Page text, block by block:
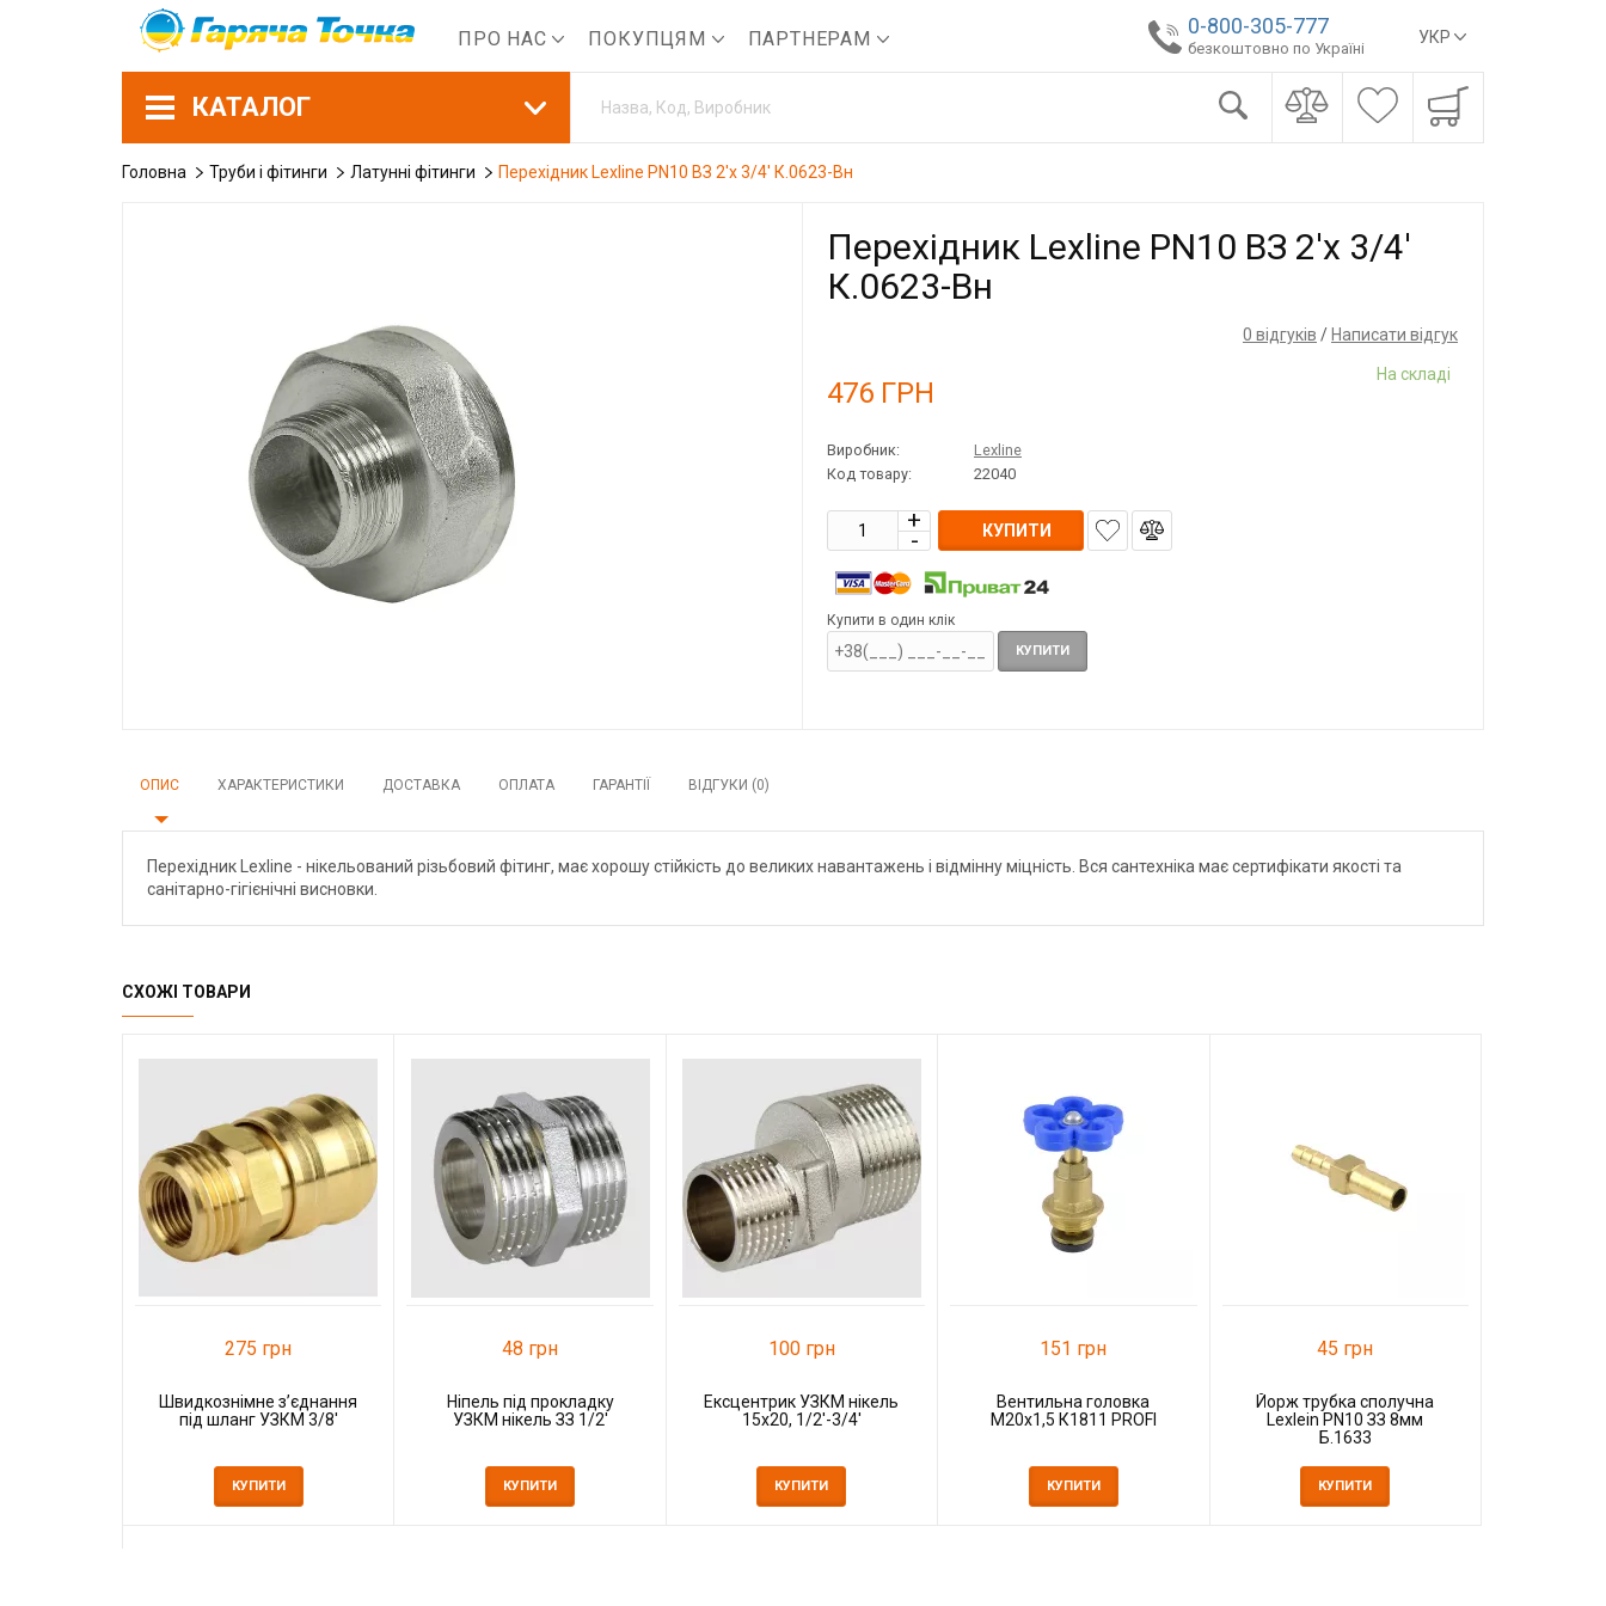
ПРО НАС ПОКУПЦЯМ ПАРТНЕРАМ УКР
0-800-305-777
безкоштовно по Україні
КАТАЛОГ
Головна Труби і фітинги Латунні фітинги Перехідник Lexline PN10 ВЗ 2'x 3/4' К.0623-Вн
Перехідник Lexline PN10 ВЗ 2'x 3/4'
К.0623-Вн
0 відгуків / Написати відгук
476 ГРН
На складі
Виробник:
Lexline
Код товару:
22040
КУПИТИ
Купити в один клік
КУПИТИ
ОПИС ХАРАКТЕРИСТИКИ ДОСТАВКА ОПЛАТА ГАРАНТІЇ ВІДГУКИ (0)
Перехідник Lexline - нікельований різьбовий фітинг, має хорошу стійкість до великих навантажень і відмінну міцність. Вся сантехніка має сертифікати якості та
санітарно-гігієнічні висновки.
СХОЖІ ТОВАРИ
275 грн
Швидкознімне з’єднання
під шланг УЗКМ 3/8'
КУПИТИ
48 грн
Ніпель під прокладку
УЗКМ нікель ЗЗ 1/2'
КУПИТИ
100 грн
Ексцентрик УЗКМ нікель
15х20, 1/2'-3/4'
КУПИТИ
151 грн
Вентильна головка
М20x1,5 К1811 PROFI
КУПИТИ
45 грн
Йорж трубка сполучна
Lexlein PN10 ЗЗ 8мм
Б.1633
КУПИТИ